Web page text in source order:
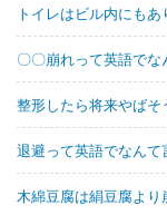
トイレはビル内にも
〇〇崩れって英語でな
整形したら将来やばそ
退避って英語でなんて
木綿豆腐は絹豆腐よ